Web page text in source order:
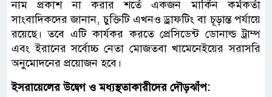
নাম প্রকাশ না করার শর্তে একজন মার্কিন কর্মকর্তা
সাংবাদিকদের জানান, চুক্তিটি এখনও ড্রাফটিং বা চূড়ান্ত পর্যায়ে
রয়েছে। তবে এটি কার্যকর করতে প্রেসিডেন্ট ডোনাল্ড ট্রাম্প
এবং ইরানের সর্বোচ্চ নেতা মোজতবা খামেনেইয়ের সরাসরি
অনুমোদনের প্রয়োজন হবে।
ইসরায়েলের উদ্বেগ ও মধ্যস্থতাকারীদের দৌড়ঝাঁপ: